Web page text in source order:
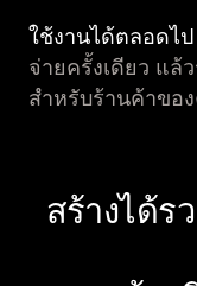
ใช้งานได้ตลอดไป
จ่ายครั้งเดียว แล้
สำหรับร้านค้าขอ
สร้างได้ร